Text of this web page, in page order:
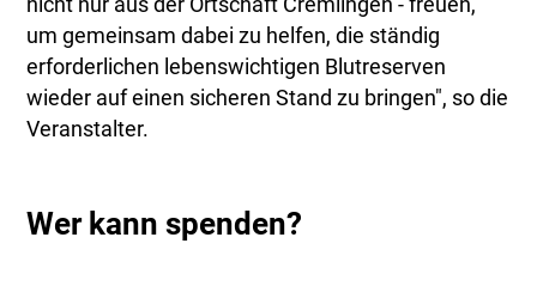
nicht nur aus der Ortschaft Cremlingen - freuen,
um gemeinsam dabei zu helfen, die ständig
erforderlichen lebenswichtigen Blutreserven
wieder auf einen sicheren Stand zu bringen", so die
Veranstalter.
Wer kann spenden?